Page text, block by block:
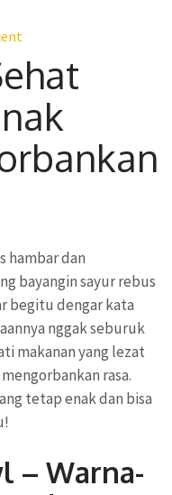
hambar dan
bayangin sayur rebus
begitu dengar kata
nggak seburuk
makanan yang lezat
rasa.
tetap enak dan bisa
– Warna-